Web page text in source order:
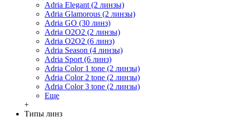
Adria Elegant (2 линзы)
Adria Glamorous (2 линзы)
Adria GO (30 линз)
Adria O2O2 (2 линзы)
Adria O2O2 (6 линз)
Adria Season (4 линзы)
Adria Sport (6 линз)
Adria Сolor 1 tone (2 линзы)
Adria Сolor 2 tone (2 линзы)
Adria Сolor 3 tone (2 линзы)
Еще
+
Типы линз